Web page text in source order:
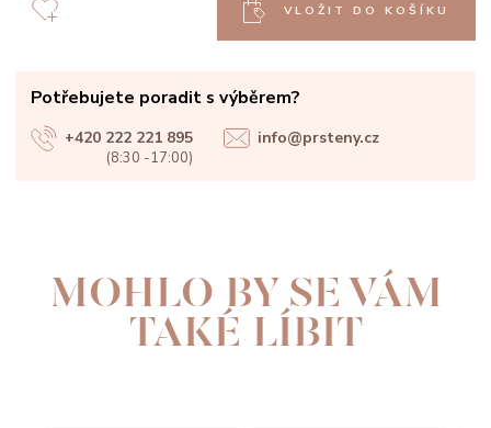
VLOŽIT DO KOŠÍKU
Potřebujete poradit s výběrem?
+420 222 221 895
(8:30 -17:00)
info@prsteny.cz
MOHLO BY SE VÁM
TAKÉ LÍBIT